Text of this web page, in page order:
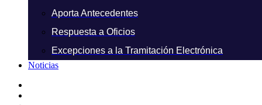
Aporta Antecedentes
Respuesta a Oficios
Excepciones a la Tramitación Electrónica
Noticias